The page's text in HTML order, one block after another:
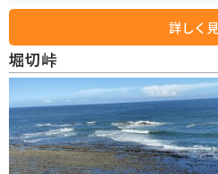
地層が隆起し、長い間に波にさらされる
い砂岩層だけが板のように積み重なって
詳しく
堀切峠